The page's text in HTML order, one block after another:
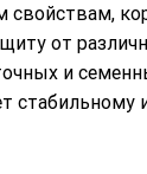
свойствам,
от
и
стабильному